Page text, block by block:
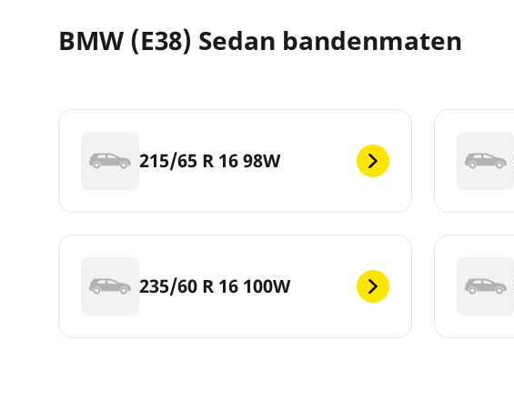
BMW (E38) Sedan bandenmaten
215/65 R 16 98W
235/60 R 16 100W